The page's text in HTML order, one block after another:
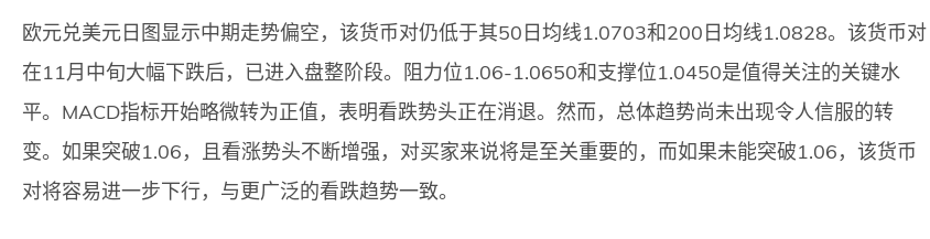
欧元兑美元日图显示中期走势偏空，该货币对仍低于其50日均线1.0703和200日均线1.0828。该货币对
在11月中旬大幅下跌后，已进入盘整阶段。阻力位1.06-1.0650和支撑位1.0450是值得关注的关键水
平。MACD指标开始略微转为正值，表明看跌势头正在消退。然而，总体趋势尚未出现令人信服的转
变。如果突破1.06，且看涨势头不断增强，对买家来说将是至关重要的，而如果未能突破1.06，该货币
对将容易进一步下行，与更广泛的看跌趋势一致。